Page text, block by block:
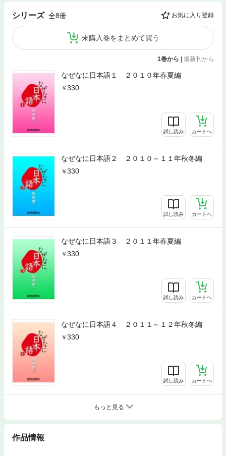
シリーズ 全8冊 お気に入り登録
未購入巻をまとめて買う
1巻から 最新刊から
なぜなに日本語１ ２０１０年春夏編
330
試し読み カートへ
なぜなに日本語２ ２０１０～１１年秋冬編
330
試し読み カートへ
なぜなに日本語３ ２０１１年春夏編
330
試し読み カートへ
なぜなに日本語４ ２０１１～１２年秋冬編
330
試し読み カートへ
もっと見る
作品情報